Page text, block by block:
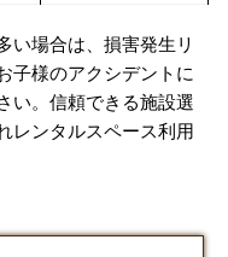
い場合は、損害発生リ
子様のアクシデントに
い。信頼できる施設選
レンタルスペース利用